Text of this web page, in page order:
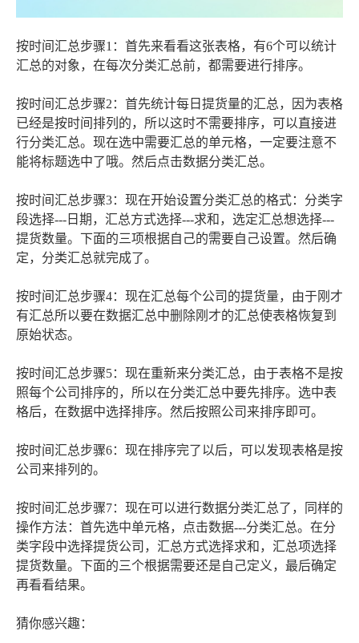
按时间汇总步骤1：首先来看看这张表格，有6个可以统计
汇总的对象，在每次分类汇总前，都需要进行排序。
按时间汇总步骤2：首先统计每日提货量的汇总，因为表格
已经是按时间排列的，所以这时不需要排序，可以直接进
行分类汇总。现在选中需要汇总的单元格，一定要注意不
能将标题选中了哦。然后点击数据分类汇总。
按时间汇总步骤3：现在开始设置分类汇总的格式：分类字
段选择---日期，汇总方式选择---求和，选定汇总想选择---
提货数量。下面的三项根据自己的需要自己设置。然后确
定，分类汇总就完成了。
按时间汇总步骤4：现在汇总每个公司的提货量，由于刚才
有汇总所以要在数据汇总中删除刚才的汇总使表格恢复到
原始状态。
按时间汇总步骤5：现在重新来分类汇总，由于表格不是按
照每个公司排序的，所以在分类汇总中要先排序。选中表
格后，在数据中选择排序。然后按照公司来排序即可。
按时间汇总步骤6：现在排序完了以后，可以发现表格是按
公司来排列的。
按时间汇总步骤7：现在可以进行数据分类汇总了，同样的
操作方法：首先选中单元格，点击数据---分类汇总。在分
类字段中选择提货公司，汇总方式选择求和，汇总项选择
提货数量。下面的三个根据需要还是自己定义，最后确定
再看看结果。
猜你感兴趣：